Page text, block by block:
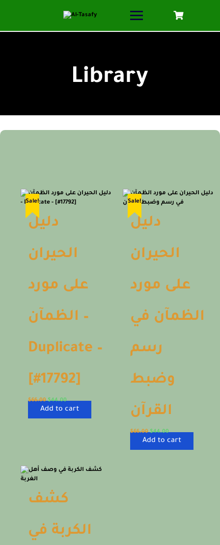
Library
Sale!
دليل
الحيران
على مورد
الظمآن –
Duplicate –
[#17792]
$66.00 $44.00
Add to cart
Sale!
دليل
الحيران
على مورد
الظمآن في
رسم
وضبط
القرآن
$66.00 $44.00
Add to cart
كشف
الكربة في